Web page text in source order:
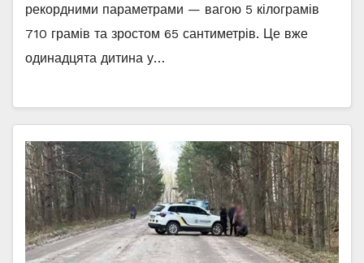
рекордними параметрами — вагою 5 кілограмів
710 грамів та зростом 65 сантиметрів. Це вже
одинадцята дитина у…